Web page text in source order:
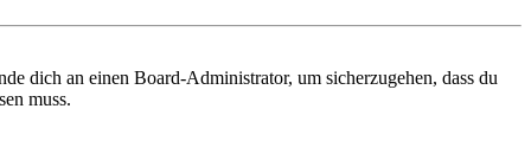
dich an einen Board-Administrator, um sicherzugehen, dass du
muss.